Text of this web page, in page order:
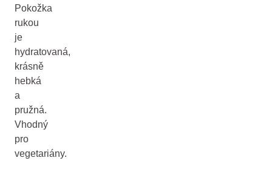
Pokožka
rukou
je
hydratovaná,
krásně
hebká
a
pružná.
Vhodný
pro
vegetariány.